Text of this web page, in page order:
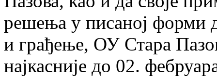
решења у писаној форми
и грађење, ОУ Стара
најкасније до 02.